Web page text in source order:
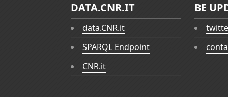
DATA.CNR.IT
data.CNR.it
SPARQL Endpoint
CNR.it
BE